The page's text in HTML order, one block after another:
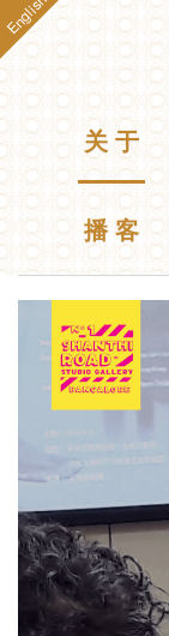
Westheavens
English
主菜单 关 于
播 客